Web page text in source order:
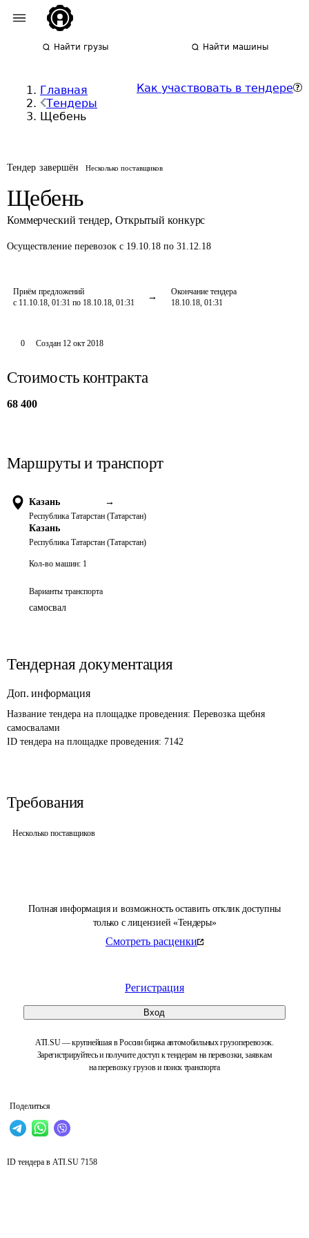
Найти грузы Найти машины
Главная
Тендеры
Щебень
Как участвовать в тендере
Тендер завершён Несколько поставщиков
Щебень
Коммерческий тендер, Открытый конкурс
Осуществление перевозок с 19.10.18 по 31.12.18
Приём предложений
с 11.10.18, 01:31 по 18.10.18, 01:31
Окончание тендера
18.10.18, 01:31
Полная информация и возможность оставить отклик доступны
только с лицензией «Тендеры»
Смотреть расценки
Регистрация
Вход
ATI.SU — крупнейшая в России биржа автомобильных грузоперевозок.
Зарегистрируйтесь и получите доступ к тендерам на перевозки, заявкам
на перевозку грузов и поиск транспорта
Поделиться
0 Создан 12 окт 2018
Стоимость контракта
68 400
Маршруты и транспорт
Казань →
Республика Татарстан (Татарстан)
Казань
Республика Татарстан (Татарстан)
Кол-во машин: 1
Варианты транспорта
самосвал
Тендерная документация
Доп. информация
Название тендера на площадке проведения: Перевозка щебня
самосвалами
ID тендера на площадке проведения: 7142
Требования
Несколько поставщиков
ID тендера в ATI.SU 7158